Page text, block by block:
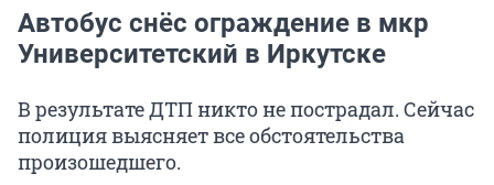
Автобус снёс ограждение в мкр
Университетский в Иркутске
В результате ДТП никто не пострадал. Сейчас
полиция выясняет все обстоятельства
произошедшего.